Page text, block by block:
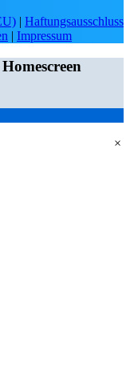
| Haftungsausschluss
| Impressum
×